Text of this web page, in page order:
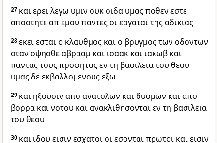
27 και ερει λεγω υμιν ουκ οιδα υμας ποθεν εστε
αποστητε απ εμου παντες οι εργαται της αδικιας
28εκει εσται ο κλαυθμος και ο βρυγμος των οδοντων
οταν οψησθε αβρααμ και ισαακ και ιακωβ και
παντας τους προφητας εν τη βασιλεια του θεου
υμας δε εκβαλλομενους εξω
29 και ηξουσιν απο ανατολων και δυσμων και απο
βορρα και νοτου και ανακλιθησονται εν τη βασιλεια
του θεου
30 και ιδου εισιν εσχατοι οι εσονται πρωτοι και εισιν